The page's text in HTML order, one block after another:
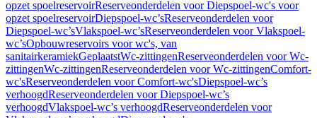
opzet spoelreservoirReserveonderdelen voor Diepspoel-wc's voor
opzet spoelreservoirDiepspoel-wc’sReserveonderdelen voor
Diepspoel-wc’sVlakspoel-wc’sReserveonderdelen voor Vlakspoel-
wc’sOpbouwreservoirs voor wc's, van
sanitairkeramiekGeplaatstWc-zittingenReserveonderdelen voor Wc-
zittingenWc-zittingenReserveonderdelen voor Wc-zittingenComfort-
wc'sReserveonderdelen voor Comfort-wc'sDiepspoel-wc’s
verhoogdReserveonderdelen voor Diepspoel-wc’s
verhoogdVlakspoel-wc’s verhoogdReserveonderdelen voor